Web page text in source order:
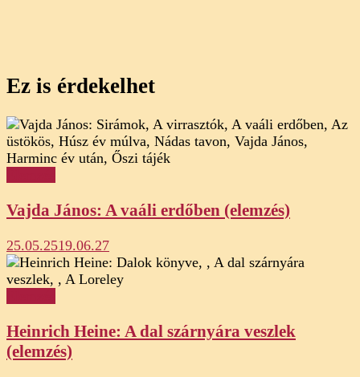
Ez is érdekelhet
Vajda János: A vaáli erdőben (elemzés)
25.05.2519.06.27
Heinrich Heine: A dal szárnyára veszlek
(elemzés)